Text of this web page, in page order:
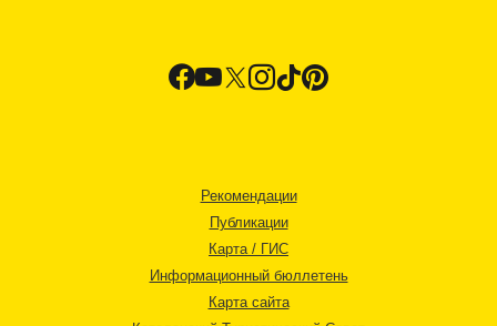
Рекомендации
Публикации
Карта / ГИС
Информационный бюллетень
Карта сайта